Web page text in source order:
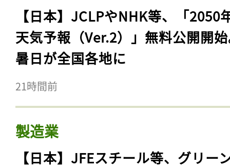
【日本】JCLPやNHK等、「2050
天気予報（Ver.2）」無料公開開
暑日が全国各地に
21時間前
製造業
【日本】JFEスチール等、グリー